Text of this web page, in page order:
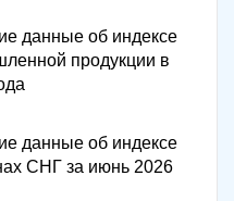
данные об индексе
продукции в
данные об индексе
СНГ за июнь 2026